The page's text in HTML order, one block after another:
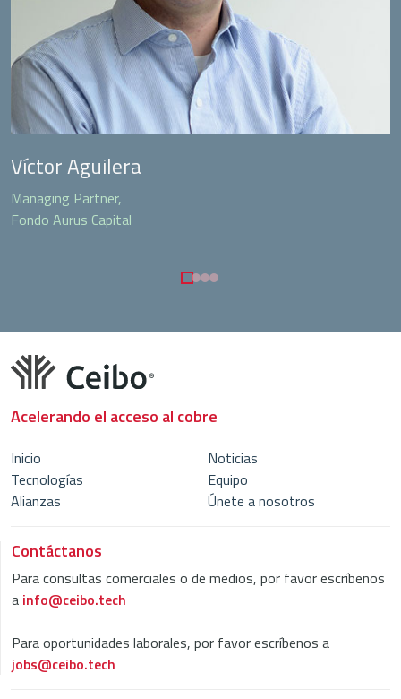
Víctor Aguilera
Managing Partner,
Fondo Aurus Capital
Acelerando el acceso al cobre
Inicio
Tecnologías
Alianzas
Noticias
Equipo
Únete a nosotros
Contáctanos
Para consultas comerciales o de medios, por favor escríbenos
a info@ceibo.tech
Para oportunidades laborales, por favor escríbenos a
jobs@ceibo.tech